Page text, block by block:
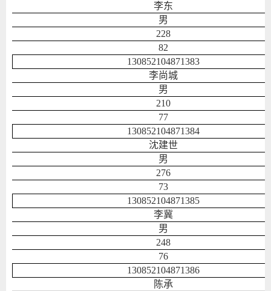
李东
男
228
82
130852104871383
李尚城
男
210
77
130852104871384
沈建世
男
276
73
130852104871385
李冀
男
248
76
130852104871386
陈承